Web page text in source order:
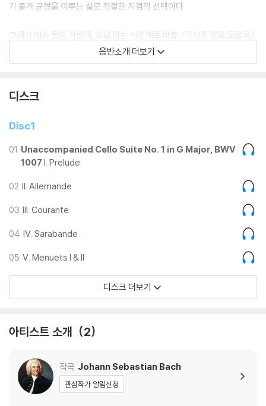
기 좋게 균형을 이루는 실로 적절한 지점의 선택이다.
그래서 예순 둘의 겨울에, 요요 마는 세번째로 바흐 <무반주 첼로 모음곡>
앨범이 출시되는 계절은 한여름이 지난 2018년이지만 녹음 당시의 요요
앨범을 녹음했다.
그 자연스러움으로 음악을 연주한다.
몰아 넣고 편안하게 음악을 풀어나간다. 정신이 올바르게 잡혀 있다면 몸
은 그저 그 흐름을 따라가면 될 뿐이다.
<무반주 첼로 모음곡>은 인간과도 같은 작품이다.
바흐는 곡의 뼈대를 담당하는 근음을 적어내고 그 위로는 뼈에 살을 붙이
는 음표들을 장식했다.
바흐가 써낸 음표들은 서로가 없는 것을 상상할 수 없을 정도로 깊은 유대
감을 가지고 있다. 이윽고 바흐가 짜낸 첼로 선율은 여러 성부로 나뉘어진
다.
마치 해야 할 일이 정해져 있는 신체 장기처럼 음들이 자신이 해야 할 일을
게 된다. 바흐가 만들어낸 세계는 이렇게 복잡하면서도 또 논리적이다.
흐를 연주하는 첼리스트들의 숙명이 되었다.
만약 요요 마가 그가 말한 것을 지킨다면, 이 앨범은 요요 마의 마지막 바흐
음반소개 더보기
디스크
Disc1
01 Unaccompanied Cello Suite No. 1 in G Major, BWV
1007 I. Prelude
02 II. Allemande
03 III. Courante
04 IV. Sarabande
05 V. Menuets I & II
디스크 더보기
아티스트 소개 2
작곡 Johann Sebastian Bach
관심작가 알림신청